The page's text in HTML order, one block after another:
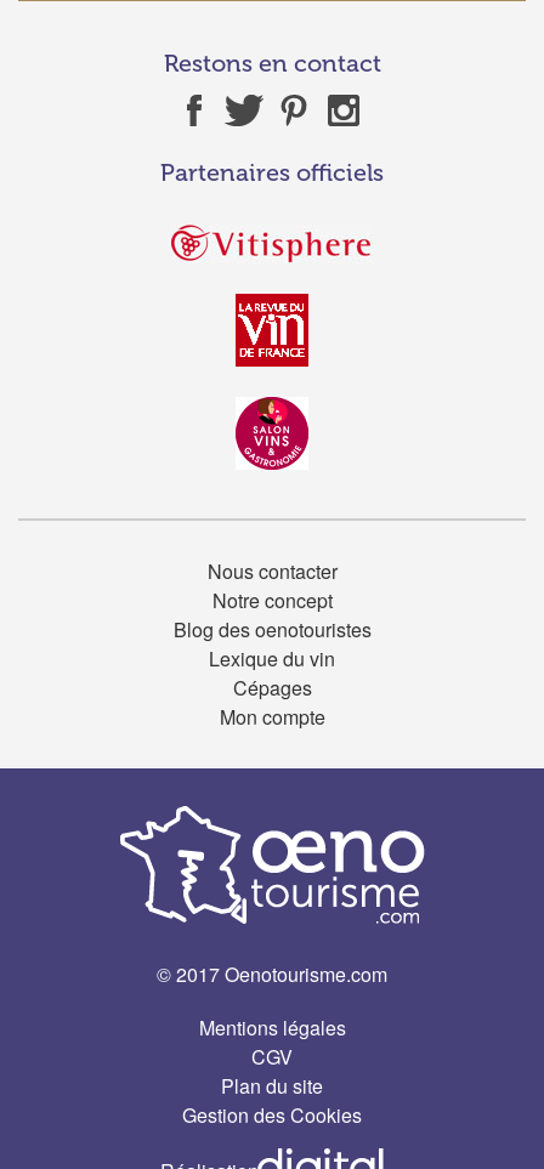
Restons en contact
Partenaires officiels
Nous contacter
Notre concept
Blog des oenotouristes
Lexique du vin
Cépages
Mon compte
© 2017 Oenotourisme.com
Mentions légales
CGV
Plan du site
Gestion des Cookies